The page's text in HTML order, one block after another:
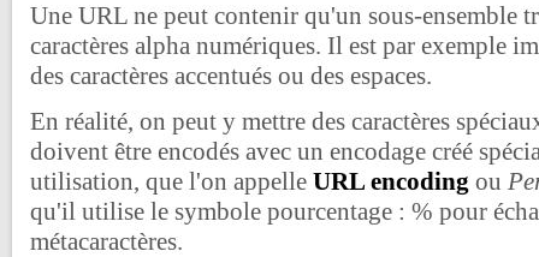
Une URL ne peut contenir qu'un sous-ensemble
caractères alpha numériques. Il est par exemple
des caractères accentués ou des espaces.
En réalité, on peut y mettre des caractères
doivent être encodés avec un encodage créé
utilisation, que l'on appelle URL encoding ou
qu'il utilise le symbole pourcentage : % pour
métacaractères.